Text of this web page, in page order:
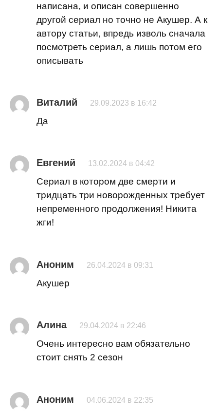
написана, и описан совершенно
другой сериал но точно не Акушер. А к
автору статьи, впредь изволь сначала
посмотреть сериал, а лишь потом его
описывать
Виталий 29.09.2023 в 16:42
Да
Евгений 13.02.2024 в 04:42
Сериал в котором две смерти и
тридцать три новорожденных требует
непременного продолжения! Никита
жги!
Аноним 26.04.2024 в 09:31
Акушер
Алина 29.04.2024 в 22:46
Очень интересно вам обязательно
стоит снять 2 сезон
Аноним 04.06.2024 в 22:35